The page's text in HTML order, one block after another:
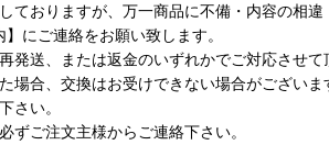
おりますが、万一商品に不備・内容の相違
にご連絡をお願い致します。
送、または返金のいずれかでご対応させて
合、交換はお受けできない場合がございま
さい。
ずご注文主様からご連絡下さい。